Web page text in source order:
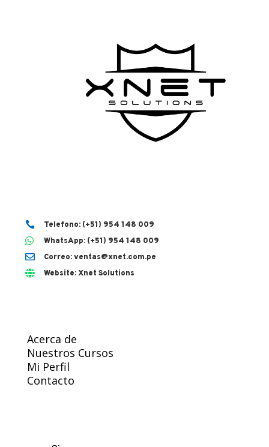

Telefono: (+51) 954 148 009

WhatsApp: (+51) 954 148 009

Correo: ventas@xnet.com.pe

Website: Xnet Solutions
Acerca de
Nuestros Cursos
Mi Perfil
Contacto